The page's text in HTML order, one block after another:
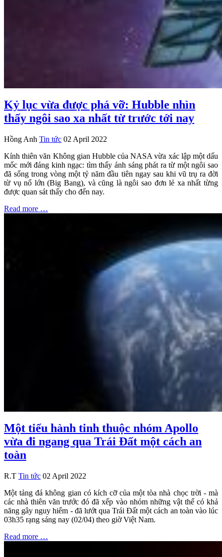
Kỷ lục vừa được phá vỡ: Hubble nhìn
thấy ngôi sao xa nhất từ trước tới nay
Hồng Anh Tin tức 02 April 2022
Kính thiên văn Không gian Hubble của NASA vừa xác lập một dấu
mốc mới đáng kinh ngạc: tìm thấy ánh sáng phát ra từ một ngôi sao
đã sống trong vòng một tỷ năm đầu tiên ngay sau khi vũ trụ ra đời
từ vụ nổ lớn (Big Bang), và cũng là ngôi sao đơn lẻ xa nhất từng
được quan sát thấy cho đến nay.
Read more …
Một tiểu hành tinh thuộc nhóm Apollo
vừa đi ngang qua Trái Đất một cách an
toàn
R.T Tin tức 02 April 2022
Một tảng đá không gian có kích cỡ của một tòa nhà chọc trời - mà
các nhà thiên văn trước đó đã xếp vào nhóm những vật thể có khả
năng gây nguy hiểm - đã lướt qua Trái Đất một cách an toàn vào lúc
03h35 rạng sáng nay (02/04) theo giờ Việt Nam.
Read more …